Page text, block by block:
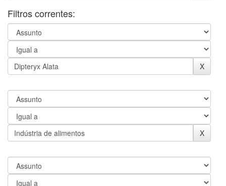
Filtros correntes: